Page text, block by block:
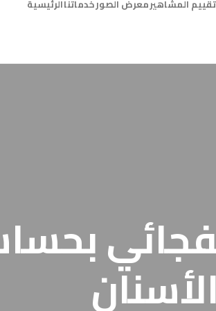
الرئيسيةخدماتنامعرض الصورتقييم المشاهير
الأسنان